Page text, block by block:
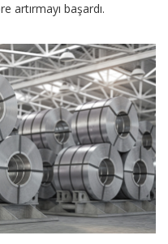
artırmayı başardı.